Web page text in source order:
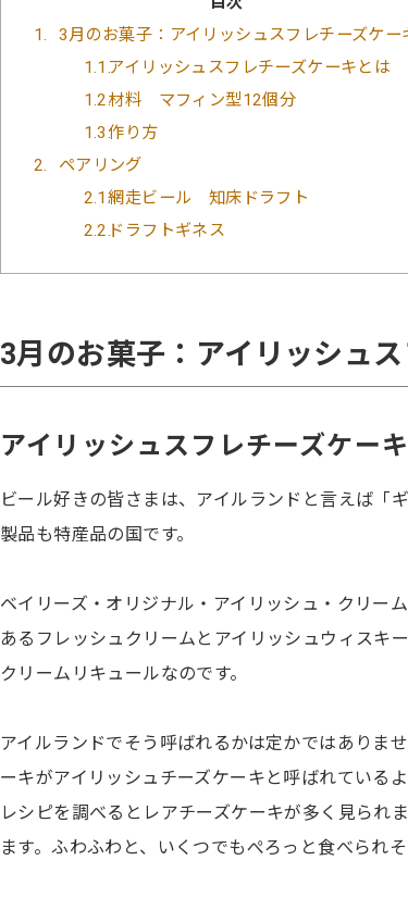
1
3月のお菓子：アイリッシュスフレチーズケー
1.1アイリッシュスフレチーズケーキとは
1.2材料 マフィン型12個分
1.3作り方
2
ペアリング
2.1網走ビール 知床ドラフト
2.2ドラフトギネス
3月のお菓子：アイリッシュ
アイリッシュスフレチーズケー
ビール好きの皆さまは、アイルランドと言えば「
製品も特産品の国です。
ベイリーズ・オリジナル・アイリッシュ・クリー
あるフレッシュクリームとアイリッシュウィスキ
クリームリキュールなのです。
アイルランドでそう呼ばれるかは定かではありま
ーキがアイリッシュチーズケーキと呼ばれているよ
レシピを調べるとレアチーズケーキが多く見られ
ます。ふわふわと、いくつでもぺろっと食べられそ